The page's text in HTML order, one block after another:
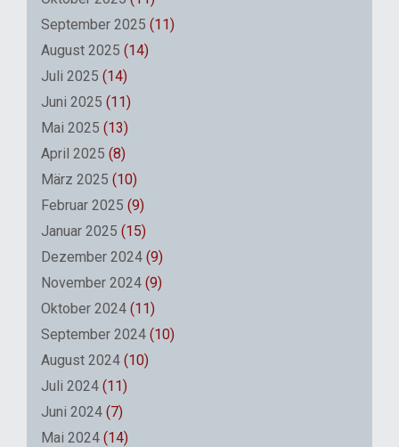
September 2025 (11)
August 2025 (14)
Juli 2025 (14)
Juni 2025 (11)
Mai 2025 (13)
April 2025 (8)
März 2025 (10)
Februar 2025 (9)
Januar 2025 (15)
Dezember 2024 (9)
November 2024 (9)
Oktober 2024 (11)
September 2024 (10)
August 2024 (10)
Juli 2024 (11)
Juni 2024 (7)
Mai 2024 (14)